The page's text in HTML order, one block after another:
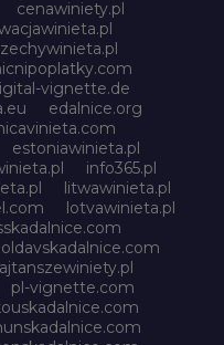
cenawiniety.pl
vignette.de
edalnice.org
estoniawinieta.pl
info365.pl
litwawinieta.pl
lotvawinieta.pl
pl-vignette.com